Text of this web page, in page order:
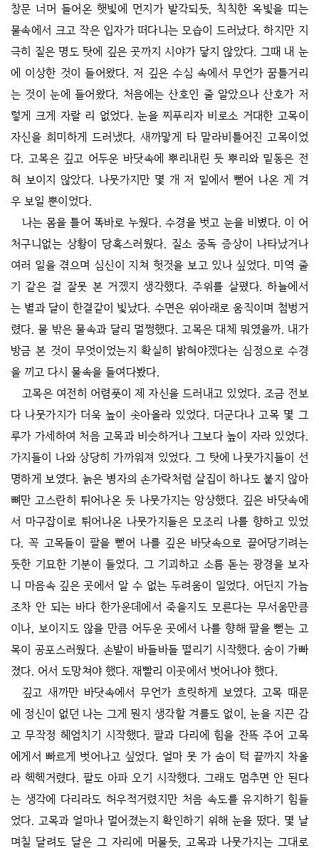
창문 너머 들어온 햇빛에 먼지가 발각되듯, 칙칙한 옥빛을 띠는
물속에서 크고 작은 입자가 떠다니는 모습이 드러났다. 하지만 지
극히 짙은 명도 탓에 깊은 곳까지 시야가 닿지 않았다. 그때 내 눈
에 이상한 것이 들어왔다. 저 깊은 수심 속에서 무언가 꿈틀거리
는 것이 눈에 들어왔다. 처음에는 산호인 줄 알았으나 산호가 저
렇게 크게 자랄 리 없었다. 눈을 찌푸리자 비로소 거대한 고목이
자신을 희미하게 드러냈다. 새까맣게 타 말라비틀어진 고목이었
다. 고목은 깊고 어두운 바닷속에 뿌리내린 듯 뿌리와 밑동은 전
혀 보이지 않았다. 나뭇가지만 몇 개 저 밑에서 뻗어 나온 게 겨
우 보일 뿐이었다.
나는 몸을 틀어 똑바로 누웠다. 수경을 벗고 눈을 비볐다. 이 어
처구니없는 상황이 당혹스러웠다. 질소 중독 증상이 나타났거나
여러 일을 겪으며 심신이 지쳐 헛것을 보고 있나 싶었다. 미역 줄
기 같은 걸 잘못 본 거겠지 생각했다. 주위를 살폈다. 하늘에서
는 별과 달이 한결같이 빛났다. 수면은 위아래로 움직이며 첨벙거
렸다. 물 밖은 물속과 달리 멀쩡했다. 고목은 대체 뭐였을까. 내가
방금 본 것이 무엇이었는지 확실히 밝혀야겠다는 심정으로 수경
을 끼고 다시 물속을 들여다봤다.
고목은 여전히 어렴풋이 제 자신을 드러내고 있었다. 조금 전보
다 나뭇가지가 더욱 높이 솟아올라 있었다. 더군다나 고목 몇 그
루가 가세하여 처음 고목과 비슷하거나 그보다 높이 자라 있었다.
가지들이 나와 상당히 가까워져 있었다. 그 탓에 나뭇가지들이 선
명하게 보였다. 늙은 병자의 손가락처럼 살집이 하나도 붙지 않아
뼈만 고스란히 튀어나온 듯 나뭇가지는 앙상했다. 깊은 바닷속에
서 마구잡이로 튀어나온 나뭇가지들은 모조리 나를 향하고 있었
다. 꼭 고목들이 팔을 뻗어 나를 깊은 바닷속으로 끌어당기려는
듯한 기묘한 기분이 들었다. 그 기괴하고 소름 돋는 광경을 보자
니 마음속 깊은 곳에서 알 수 없는 두려움이 일었다. 어딘지 가늠
조차 안 되는 바다 한가운데에서 죽을지도 모른다는 무서움만큼
이나, 보이지도 않을 만큼 어두운 곳에서 나를 향해 팔을 뻗는 고
목이 공포스러웠다. 손발이 바들바들 떨리기 시작했다. 숨이 가빠
졌다. 어서 도망쳐야 했다. 재빨리 이곳에서 벗어나야 했다.
깊고 새까만 바닷속에서 무언가 흐릿하게 보였다. 고목 때문
에 정신이 없던 나는 그게 뭔지 생각할 겨를도 없이, 눈을 지끈 감
고 무작정 헤엄치기 시작했다. 팔과 다리에 힘을 잔뜩 주어 고목
에게서 빠르게 벗어나고 싶었다. 얼마 못 가 숨이 턱 끝까지 차올
라 헥헥거렸다. 팔도 아파 오기 시작했다. 그래도 멈추면 안 된다
는 생각에 다리라도 허우적거렸지만 처음 속도를 유지하기 힘들
었다. 고목과 얼마나 멀어졌는지 확인하기 위해 눈을 떴다. 몇 날
며칠 달려도 달은 그 자리에 머물듯, 고목과 나뭇가지는 그대로